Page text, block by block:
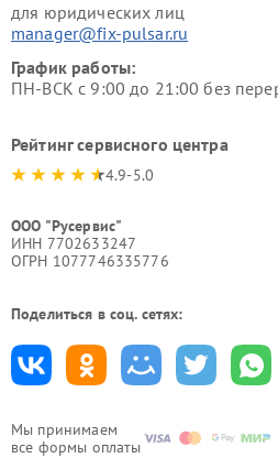
Мы принимаем
все формы оплаты
для юридических лиц
manager@fix-pulsar.ru
График работы:
ПН-ВСК с 9:00 до 21:00 без
Рейтинг сервисного центра
4.9-5.0
ООО "Русервис"
ИНН 7702633247
ОГРН 1077746335776
Поделиться в соц. сетях: